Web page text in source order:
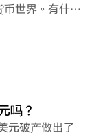
世界。有什么
吗？
元破产做出了